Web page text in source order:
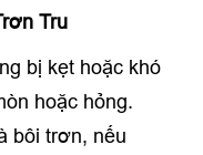
Tru
bị kẹt hoặc khó
hoặc hỏng.
bôi trơn, nếu